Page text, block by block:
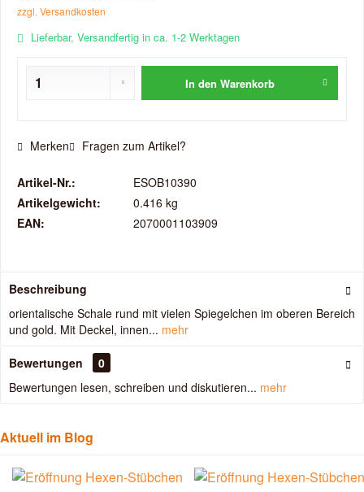
zzgl. Versandkosten
Lieferbar, Versandfertig in ca. 1-2 Werktagen
In den Warenkorb
Merken Fragen zum Artikel?
Artikel-Nr.:
ESOB10390
Artikelgewicht:
0.416 kg
EAN:
2070001103909
Beschreibung
orientalische Schale rund mit vielen Spiegelchen im oberen Bereich
und gold. Mit Deckel, innen... mehr
Bewertungen
0
Bewertungen lesen, schreiben und diskutieren... mehr
Aktuell im Blog